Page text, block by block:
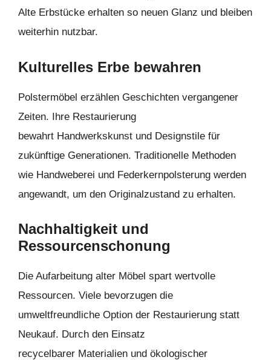
Alte Erbstücke erhalten so neuen Glanz und bleiben
weiterhin nutzbar.
Kulturelles Erbe bewahren
Polstermöbel erzählen Geschichten vergangener
Zeiten. Ihre Restaurierung
bewahrt Handwerkskunst und Designstile für
zukünftige Generationen. Traditionelle Methoden
wie Handweberei und Federkernpolsterung werden
angewandt, um den Originalzustand zu erhalten.
Nachhaltigkeit und
Ressourcenschonung
Die Aufarbeitung alter Möbel spart wertvolle
Ressourcen. Viele bevorzugen die
umweltfreundliche Option der Restaurierung statt
Neukauf. Durch den Einsatz
recycelbarer Materialien und ökologischer